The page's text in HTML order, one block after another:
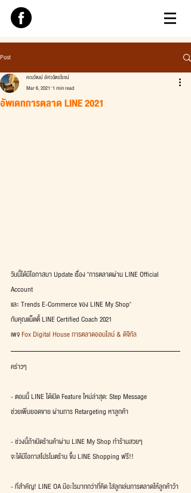
Post
อัพเดทการตลาด LINE 2021
คณวัฒน์ อัศวฉัตรโรจน์
Mar 6, 2021 1 min read
วันนี้ได้มีโอกาสมา Update เรื่อง "การตลาดผ่าน LINE Official
Account
และ Trends E-Commerce ของ LINE My Shop"
กับคุณแน็ตตี้ LINE Certified Coach 2021
เพจ Fox Digital House การตลาดออนไลน์ & ดิจิทัล
คร่าวๆ
- ตอนนี้ LINE ได้เปิด Feature ใหม่ล่าสุด: Step Message
ช่วยเพิ่มยอดขาย ผ่านการ Retargeting หาลูกค้า
- ช่วงนี้ถ้าเปิดร้านค้าผ่าน LINE My Shop ทำร้านสวยๆ
จะได้มีโอกาสโปรโมตร้าน ขึ้น LINE Shopping ฟรี!!
- ที่สำคัญ! LINE OA มีอะไรมากกว่าที่คิด ใส่ลูกเล่นการตลาดให้ลูกค้าว้า